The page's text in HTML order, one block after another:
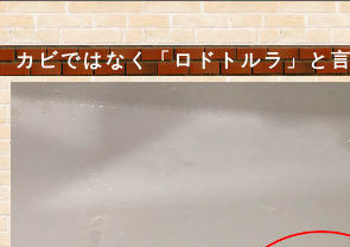
カビではなく「ロドトルラ」と